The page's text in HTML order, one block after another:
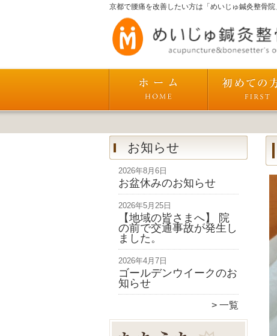
京都で腰痛を改善したい方は「めいじゅ鍼灸整骨院
お知らせ
2026年8月6日
お盆休みのお知らせ
2026年5月25日
【地域の皆さまへ】 院
の前で交通事故が発生し
ました。
2026年4月7日
ゴールデンウイークのお
知らせ
一覧